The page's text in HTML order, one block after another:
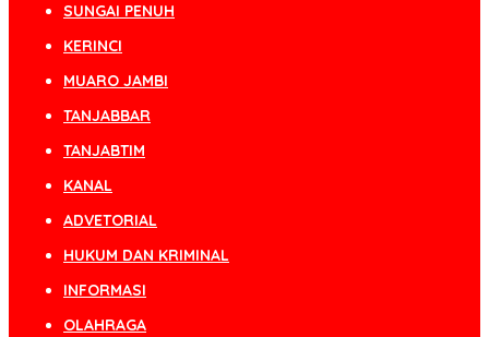
SUNGAI PENUH
KERINCI
MUARO JAMBI
TANJABBAR
TANJABTIM
KANAL
ADVETORIAL
HUKUM DAN KRIMINAL
INFORMASI
OLAHRAGA